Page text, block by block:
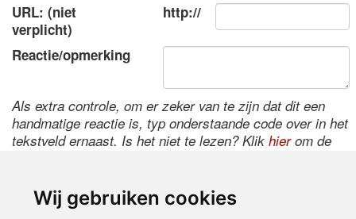
Wij gebruiken cookies
URL: (niet
verplicht)
http://
Reactie/opmerking
Als extra controle, om er zeker van te zijn dat dit een
handmatige reactie is, typ onderstaande code over in het
tekstveld ernaast. Is het niet te lezen? Klik hierom de